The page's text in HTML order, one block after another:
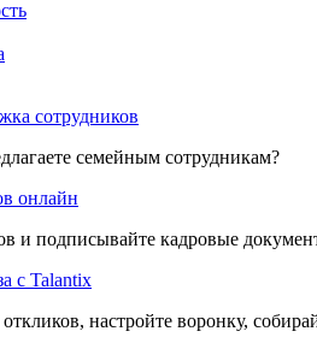
сотрудников
семейным сотрудникам?
онлайн
и подписывайте кадровые
с Talantix
настройте воронку,